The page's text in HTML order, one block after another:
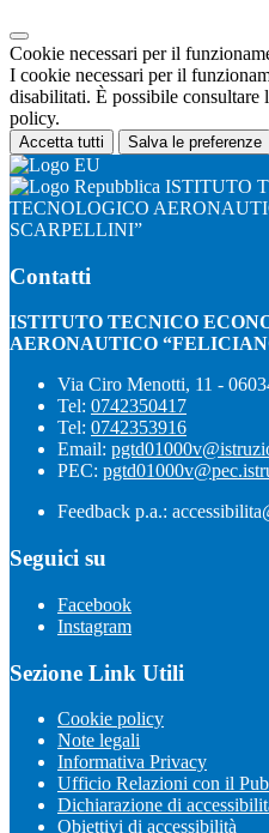
Cookie necessari per il
I cookie necessari per il
disabilitati. È possibile consultare
policy.
Accetta tutti Salva le preferenze
ISTITUTO
TECNOLOGICO
SCARPELLINI”
Contatti
ISTITUTO TECNICO
AERONAUTICO
Via Ciro Menotti, 11 -
Tel: 0742350417
Tel: 0742353916
Email:
PEC:
Feedback p.a.:
Seguici su
Facebook
Instagram
Sezione Link Utili
Cookie policy
Note legali
Informativa Privacy
Ufficio Relazioni con il
Dichiarazione di
Obiettivi di accessibilità